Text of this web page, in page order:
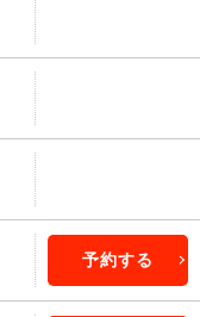
予約する